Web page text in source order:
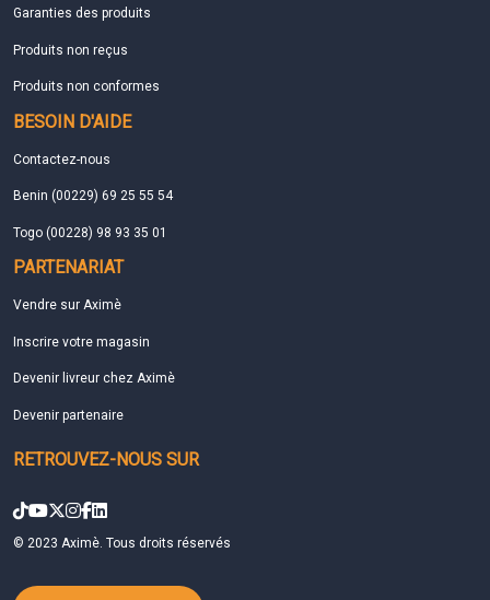
Garanties des produits
Produits non reçus
Produits non conformes
BESOIN D'AIDE
Contactez-nous
Benin (00229) 69 25 55 54
Togo (00228) 98 93 35 01
PARTENARIAT
Vendre sur Aximè
Inscrire votre magasin
Devenir livreur chez Aximè
Devenir partenaire
RETROUVEZ-NOUS SUR
© 2023 Aximè. Tous droits réservés